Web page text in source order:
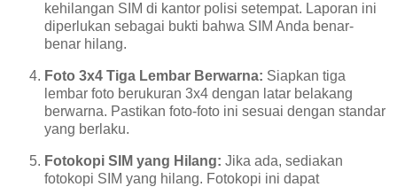
kehilangan SIM di kantor polisi setempat. Laporan ini
diperlukan sebagai bukti bahwa SIM Anda benar-
benar hilang.
Foto 3x4 Tiga Lembar Berwarna: Siapkan tiga
lembar foto berukuran 3x4 dengan latar belakang
berwarna. Pastikan foto-foto ini sesuai dengan standar
yang berlaku.
Fotokopi SIM yang Hilang: Jika ada, sediakan
fotokopi SIM yang hilang. Fotokopi ini dapat